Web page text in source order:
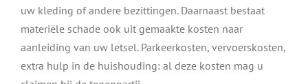
uw kleding of andere bezittingen. Daarnaast bestaat
materiële schade ook uit gemaakte kosten naar
aanleiding van uw letsel. Parkeerkosten, vervoerskosten,
extra hulp in de huishouding: al deze kosten mag u